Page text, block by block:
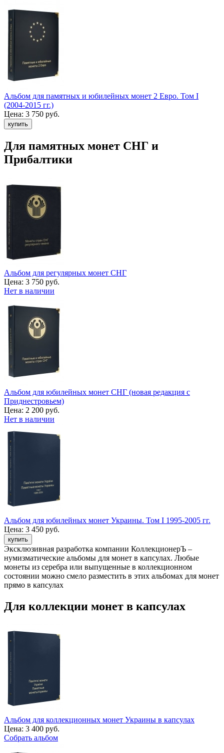
Альбом для памятных и юбилейных монет 2 Евро. Том I
(2004-2015 гг.)
Цена: 3 750 руб.
Для памятных монет СНГ и
Прибалтики
Альбом для регулярных монет СНГ
Цена: 3 750 руб.
Нет в наличии
Альбом для юбилейных монет СНГ (новая редакция с
Приднестровьем)
Цена: 2 200 руб.
Нет в наличии
Альбом для юбилейных монет Украины. Том I 1995-2005 гг.
Цена: 3 450 руб.
Эксклюзивная разработка компании КоллекционерЪ –
нумизматические альбомы для монет в капсулах. Любые
монеты из серебра или выпущенные в коллекционном
состоянии можно смело разместить в этих альбомах для монет
прямо в капсулах
Для коллекции монет в капсулах
Альбом для коллекционных монет Украины в капсулах
Цена: 3 400 руб.
Собрать альбом